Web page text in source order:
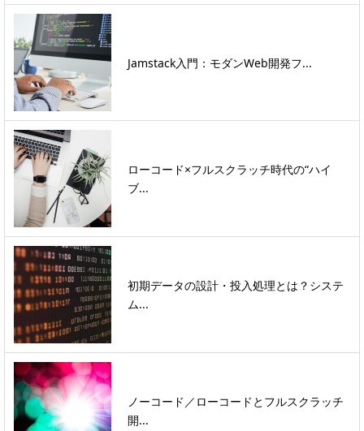
Jamstack入門：モダンWeb開発フ...
ローコード×フルスクラッチ時代の“ハイ
ブ...
初期データの設計・投入処理とは？システ
ム...
ノーコード／ローコードとフルスクラッチ
開...